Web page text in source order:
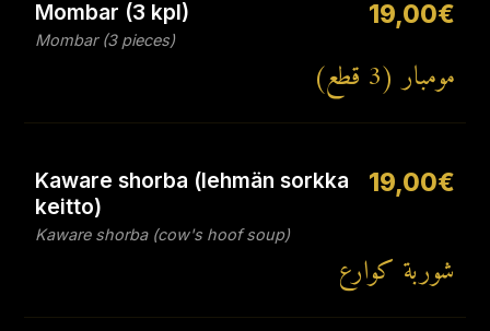
Mombar (3 kpl)
Mombar (3 pieces)
19,00€
مومبار (3 قطع)
Kaware shorba (lehmän sorkka
keitto)
Kaware shorba (cow's hoof soup)
19,00€
شوربة كوارع